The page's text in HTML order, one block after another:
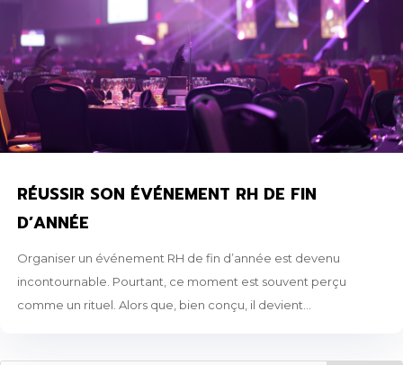
RÉUSSIR SON ÉVÉNEMENT RH DE FIN
D’ANNÉE
Organiser un événement RH de fin d’année est devenu
incontournable. Pourtant, ce moment est souvent perçu
comme un rituel. Alors que, bien conçu, il devient...